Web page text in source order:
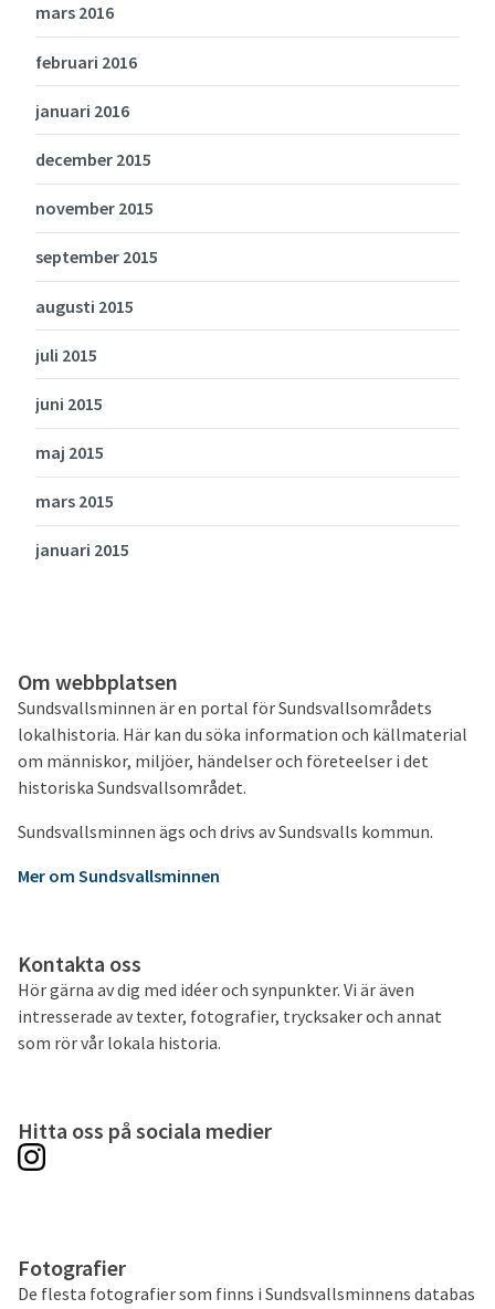
mars 2016
februari 2016
januari 2016
december 2015
november 2015
september 2015
augusti 2015
juli 2015
juni 2015
maj 2015
mars 2015
januari 2015
Om webbplatsen
Sundsvallsminnen är en portal för Sundsvallsområdets
lokalhistoria. Här kan du söka information och källmaterial
om människor, miljöer, händelser och företeelser i det
historiska Sundsvallsområdet.
Sundsvallsminnen ägs och drivs av Sundsvalls kommun.
Mer om Sundsvallsminnen
Kontakta oss
Hör gärna av dig med idéer och synpunkter. Vi är även
intresserade av texter, fotografier, trycksaker och annat
som rör vår lokala historia.
Hitta oss på sociala medier
Fotografier
De flesta fotografier som finns i Sundsvallsminnens databas